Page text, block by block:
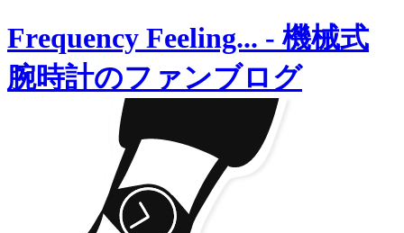
Frequency Feeling... - 機械式
腕時計のファンブログ